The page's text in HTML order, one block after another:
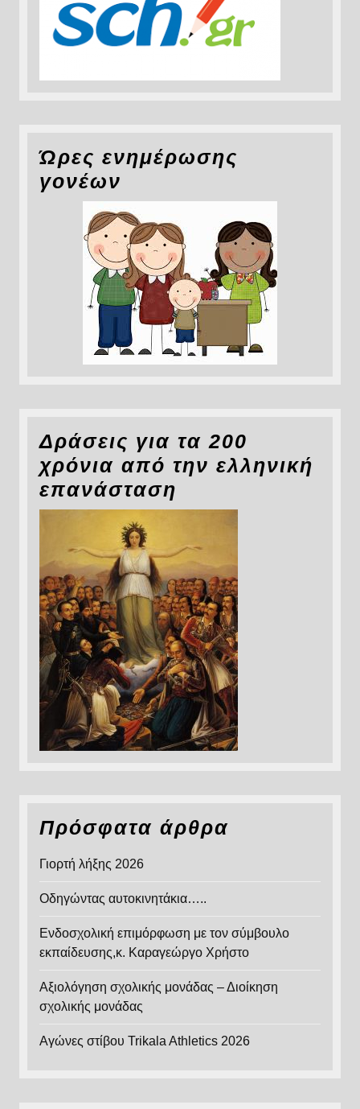
Ώρες ενημέρωσης
γονέων
Δράσεις για τα 200
χρόνια από την ελληνική
επανάσταση
Πρόσφατα άρθρα
Γιορτή λήξης 2026
Οδηγώντας αυτοκινητάκια…..
Ενδοσχολική επιμόρφωση με τον σύμβουλο
εκπαίδευσης,κ. Καραγεώργο Χρήστο
Αξιολόγηση σχολικής μονάδας – Διοίκηση
σχολικής μονάδας
Αγώνες στίβου Trikala Athletics 2026